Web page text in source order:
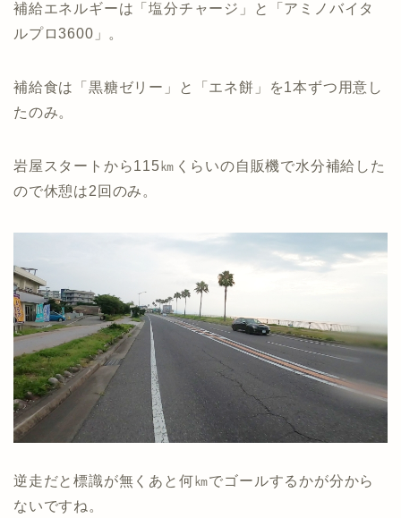
補給エネルギーは「塩分チャージ」と「アミノバイタ
ルプロ3600」。
補給食は「黒糖ゼリー」と「エネ餅」を1本ずつ用意し
たのみ。
岩屋スタートから115㎞くらいの自販機で水分補給した
ので休憩は2回のみ。
逆走だと標識が無くあと何㎞でゴールするかが分から
ないですね。